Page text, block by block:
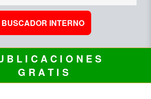
B L I C A C I O N E S
G R A T I S